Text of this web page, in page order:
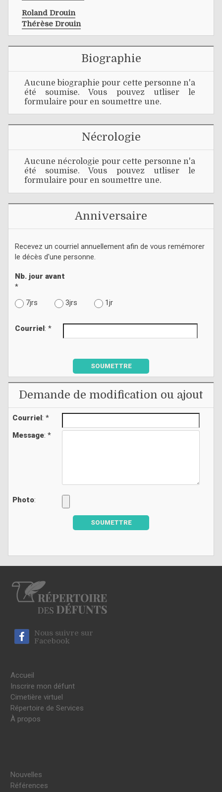
Roland Drouin
Thérèse Drouin
Biographie
Aucune biographie pour cette personne n'a
été soumise. Vous pouvez utliser le
formulaire pour en soumettre une.
Nécrologie
Aucune nécrologie pour cette personne n'a
été soumise. Vous pouvez utliser le
formulaire pour en soumettre une.
Anniversaire
Recevez un courriel annuellement afin de vous remémorer
le décès d'une personne.
Nb. jour avant
*
7jrs
3jrs 1jr
Courriel : *
SOUMETTRE
Demande de modification ou ajout
Courriel: *
Message: *
Photo:
SOUMETTRE
Nous suivre sur
Facebook
Accueil
Inscrire mon défunt
Cimetière virtuel
Répertoire de Services
À propos
Nouvelles
Références